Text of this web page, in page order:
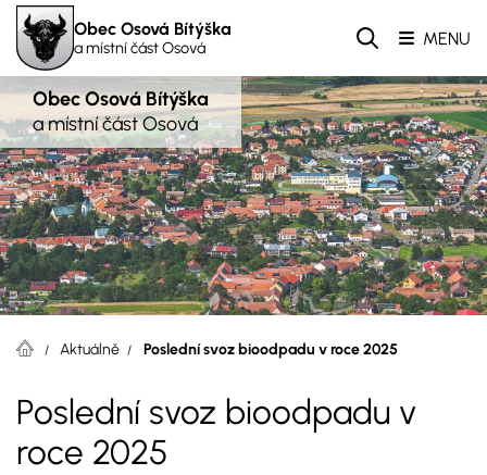
Obec Osová Bítýška
a místní část Osová MENU
Obec Osová Bítýška
a místní část Osová
Aktuálně Poslední svoz bioodpadu v roce 2025
Poslední svoz bioodpadu v
roce 2025